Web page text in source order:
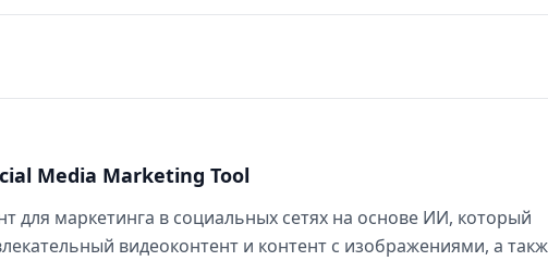
Media Marketing Tool
для маркетинга в социальных сетях на основе ИИ, который
видеоконтент и контент с изображениями, а